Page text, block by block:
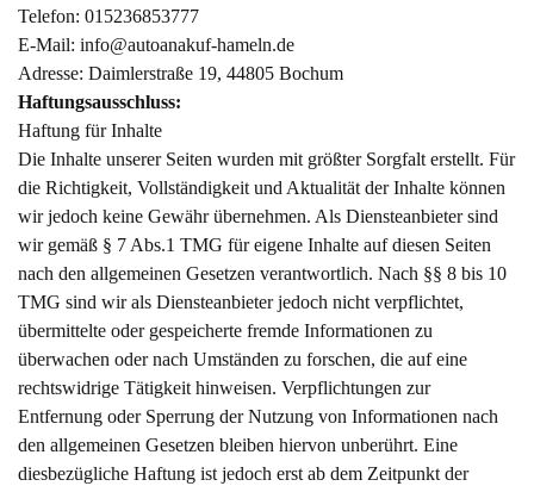
Telefon: 015236853777
E-Mail: info@autoanakuf-hameln.de
Adresse: Daimlerstraße 19, 44805 Bochum
Haftungsausschluss:
Haftung für Inhalte
Die Inhalte unserer Seiten wurden mit größter Sorgfalt erstellt. Für
die Richtigkeit, Vollständigkeit und Aktualität der Inhalte können
wir jedoch keine Gewähr übernehmen. Als Diensteanbieter sind
wir gemäß § 7 Abs.1 TMG für eigene Inhalte auf diesen Seiten
nach den allgemeinen Gesetzen verantwortlich. Nach §§ 8 bis 10
TMG sind wir als Diensteanbieter jedoch nicht verpflichtet,
übermittelte oder gespeicherte fremde Informationen zu
überwachen oder nach Umständen zu forschen, die auf eine
rechtswidrige Tätigkeit hinweisen. Verpflichtungen zur
Entfernung oder Sperrung der Nutzung von Informationen nach
den allgemeinen Gesetzen bleiben hiervon unberührt. Eine
diesbezügliche Haftung ist jedoch erst ab dem Zeitpunkt der